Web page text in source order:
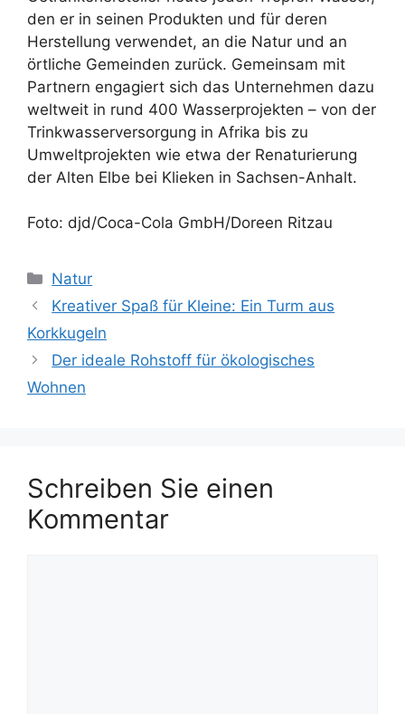
den er in seinen Produkten und für deren
Herstellung verwendet, an die Natur und an
örtliche Gemeinden zurück. Gemeinsam mit
Partnern engagiert sich das Unternehmen dazu
weltweit in rund 400 Wasserprojekten – von der
Trinkwasserversorgung in Afrika bis zu
Umweltprojekten wie etwa der Renaturierung
der Alten Elbe bei Klieken in Sachsen-Anhalt.
Foto: djd/Coca-Cola GmbH/Doreen Ritzau
Kategorien
Natur
Kreativer Spaß für Kleine: Ein Turm aus
Korkkugeln
Der ideale Rohstoff für ökologisches
Wohnen
Schreiben Sie einen
Kommentar